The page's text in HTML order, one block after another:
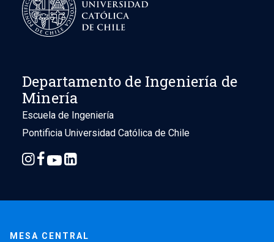
Departamento de Ingeniería de
Minería
Escuela de Ingeniería
Pontificia Universidad Católica de Chile
MESA CENTRAL